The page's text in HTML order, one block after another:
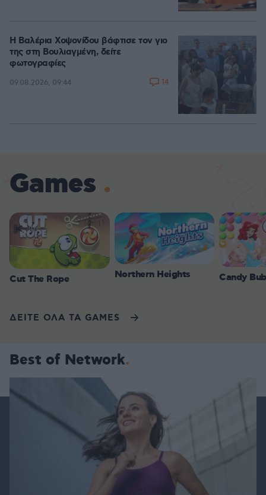
Η Βαλέρια Χοψονίδου βάφτισε τον γιο
της στη Βουλιαγμένη, δείτε
φωτογραφίες
09.08.2026, 09:44 14
Games
Cut The Rope Northern Heights Candy
ΔΕΙΤΕ ΟΛΑ ΤΑ GAMES
Best of Network